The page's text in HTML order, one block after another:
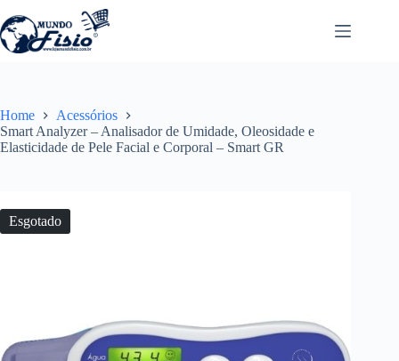
para
o
conteúdo
Home
Acessórios
Smart Analyzer – Analisador de Umidade, Oleosidade e
Elasticidade de Pele Facial e Corporal – Smart GR
Esgotado